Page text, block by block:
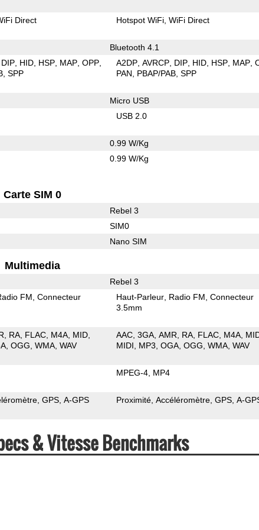
Direct Hotspot WiFi WiFi Direct
Bluetooth 4.1
DIP HID HSP MAP OPP
SPP
A2DP AVRCP DIP HID HSP MAP
PAN
PBAP/PAB SPP
Micro USB
USB 2.0
0.99 W/Kg
0.99 W/Kg
Carte SIM 0
Rebel 3
SIM0
Nano SIM
Multimedia
Rebel 3
FM Connecteur
Haut-Parleur Radio FM Connecteur
3.5mm
RA FLAC M4A MID
OGG WMA WAV
AAC 3GA AMR RA FLAC M4A
MIDI
MP3 OGA OGG WMA WAV
MPEG-4 MP4
GPS A-GPS Proximité Accéléromètre GPS A-
& Vitesse Benchmarks